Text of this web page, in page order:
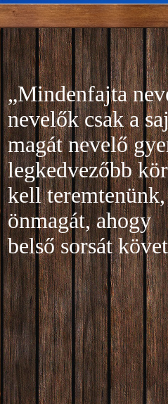
„Mindenfajta
nevelők csak a
magát nevelő
legkedvezőbb
kell
önmagát, ahogy
belső sorsát